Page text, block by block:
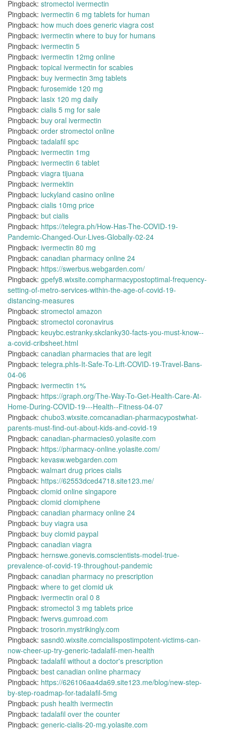
Pingback: stromectol ivermectin
Pingback: ivermectin 6 mg tablets for human
Pingback: how much does generic viagra cost
Pingback: ivermectin where to buy for humans
Pingback: ivermectin 5
Pingback: ivermectin 12mg online
Pingback: topical ivermectin for scabies
Pingback: buy ivermectin 3mg tablets
Pingback: furosemide 120 mg
Pingback: lasix 120 mg daily
Pingback: cialis 5 mg for sale
Pingback: buy oral ivermectin
Pingback: order stromectol online
Pingback: tadalafil spc
Pingback: ivermectin 1mg
Pingback: ivermectin 6 tablet
Pingback: viagra tijuana
Pingback: ivermektin
Pingback: luckyland casino online
Pingback: cialis 10mg price
Pingback: but cialis
Pingback: https://telegra.ph/How-Has-The-COVID-19-
Pandemic-Changed-Our-Lives-Globally-02-24
Pingback: ivermectin 80 mg
Pingback: canadian pharmacy online 24
Pingback: https://swerbus.webgarden.com/
Pingback: gpefy8.wixsite.compharmacypostoptimal-frequency-
setting-of-metro-services-within-the-age-of-covid-19-
distancing-measures
Pingback: stromectol amazon
Pingback: stromectol coronavirus
Pingback: keuybc.estranky.skclanky30-facts-you-must-know--
a-covid-cribsheet.html
Pingback: canadian pharmacies that are legit
Pingback: telegra.phIs-It-Safe-To-Lift-COVID-19-Travel-Bans-
04-06
Pingback: ivermectin 1%
Pingback: https://graph.org/The-Way-To-Get-Health-Care-At-
Home-During-COVID-19---Health--Fitness-04-07
Pingback: chubo3.wixsite.comcanadian-pharmacypostwhat-
parents-must-find-out-about-kids-and-covid-19
Pingback: canadian-pharmacies0.yolasite.com
Pingback: https://pharmacy-online.yolasite.com/
Pingback: kevasw.webgarden.com
Pingback: walmart drug prices cialis
Pingback: https://62553dced4718.site123.me/
Pingback: clomid online singapore
Pingback: clomid clomiphene
Pingback: canadian pharmacy online 24
Pingback: buy viagra usa
Pingback: buy clomid paypal
Pingback: canadian viagra
Pingback: hernswe.gonevis.comscientists-model-true-
prevalence-of-covid-19-throughout-pandemic
Pingback: canadian pharmacy no prescription
Pingback: where to get clomid uk
Pingback: ivermectin oral 0 8
Pingback: stromectol 3 mg tablets price
Pingback: fwervs.gumroad.com
Pingback: trosorin.mystrikingly.com
Pingback: sasnd0.wixsite.comcialispostimpotent-victims-can-
now-cheer-up-try-generic-tadalafil-men-health
Pingback: tadalafil without a doctor's prescription
Pingback: best canadian online pharmacy
Pingback: https://626106aa4da69.site123.me/blog/new-step-
by-step-roadmap-for-tadalafil-5mg
Pingback: push health ivermectin
Pingback: tadalafil over the counter
Pingback: generic-cialis-20-mg.yolasite.com